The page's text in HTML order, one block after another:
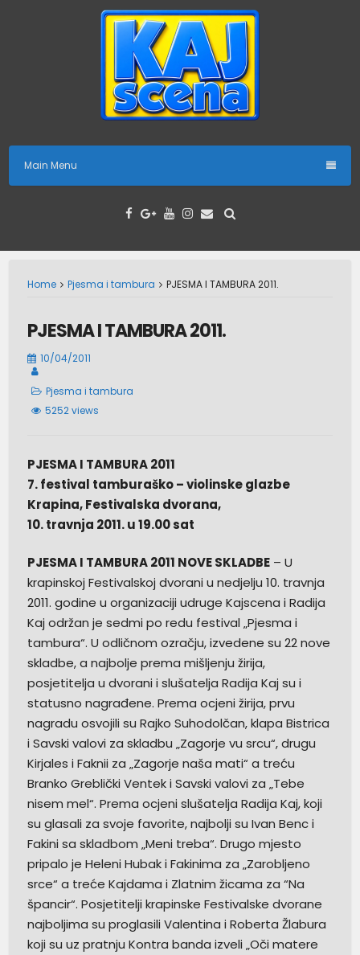
Main Menu
Home Pjesma i tambura PJESMA I TAMBURA 2011.
PJESMA I TAMBURA 2011.
10/04/2011
Pjesma i tambura
5252 views
PJESMA I TAMBURA 2011
7. festival tamburaško – violinske glazbe
Krapina, Festivalska dvorana,
10. travnja 2011. u 19.00 sat
PJESMA I TAMBURA 2011 NOVE SKLADBE– U
krapinskoj Festivalskoj dvorani u nedjelju 10. travnja
2011. godine u organizaciji udruge Kajscena i Radija
Kaj održan je sedmi po redu festival „Pjesma i
tambura“. U odličnom ozračju, izvedene su 22 nove
skladbe, a najbolje prema mišljenju žirija,
posjetitelja u dvorani i slušatelja Radija Kaj su i
statusno nagrađene. Prema ocjeni žirija, prvu
nagradu osvojili su Rajko Suhodolčan, klapa Bistrica
i Savski valovi za skladbu „Zagorje vu srcu“, drugu
Kirjales i Faknii za „Zagorje naša mati“ a treću
Branko Greblički Ventek i Savski valovi za „Tebe
nisem mel“. Prema ocjeni slušatelja Radija Kaj, koji
su glasali za svoje favorite, najbolji su Ivan Benc i
Fakini sa skladbom „Meni treba“. Drugo mjesto
pripalo je Heleni Hubak i Fakinima za „Zarobljeno
srce“ a treće Kajdama i Zlatnim žicama za “Na
špancir“. Posjetitelji krapinske Festivalske dvorane
najboljima su proglasili Valentina i Roberta Žlabura
koji su uz pratnju Kontra banda izveli „Oči matere